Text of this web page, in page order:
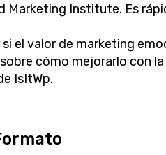
Marketing Institute. Es
el valor de marketing
cómo mejorarlo con
IsItWp.